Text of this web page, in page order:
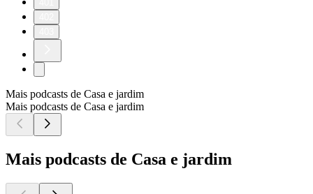
Mais podcasts de Casa e jardim
Mais podcasts de Casa e jardim
Mais podcasts de Casa e jardim